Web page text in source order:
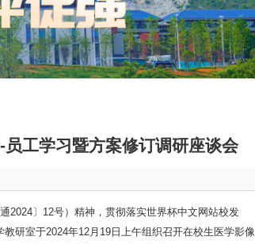
工学习暨方案修订调研座谈会
2024〕12号）精神，贯彻落实世界杯中文网站校发
研室于2024年12月19日上午组织召开在校生医学影像